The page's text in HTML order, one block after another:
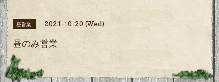
昼営業 2021-10-20 (Wed)
昼のみ営業